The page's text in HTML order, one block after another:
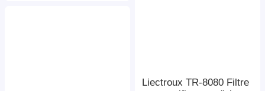
Liectroux TR-8080 Filtre